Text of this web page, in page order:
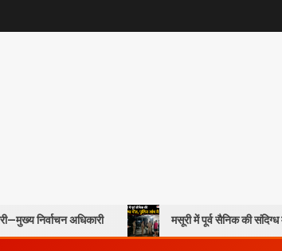
मसूरी में पूर्व सैनिक की संदिग्ध मौत, पुलिस जांच